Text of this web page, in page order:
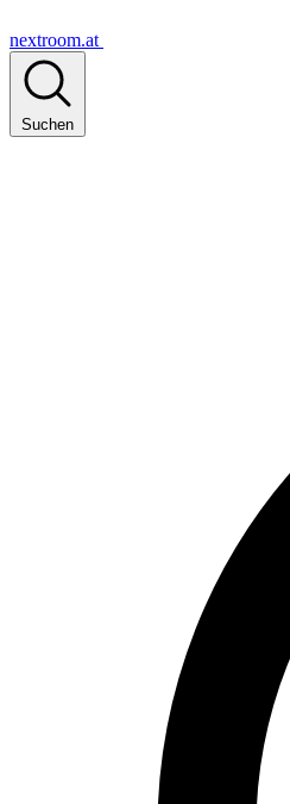
nextroom.at
Suchen